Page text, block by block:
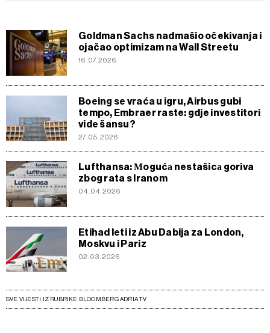
Goldman Sachs nadmašio očekivanja i
ojačao optimizam na Wall Streetu
16.07.2026
Boeing se vraća u igru, Airbus gubi
tempo, Embraer raste: gdje investitori
vide šansu?
27.05.2026
Lufthansa: Мogućа nestašicа goriva
zbog rata s Iranom
04.04.2026
Etihad leti iz Abu Dabija za London,
Moskvu i Pariz
02.03.2026
SVE VIJESTI IZ RUBRIKE BLOOMBERG ADRIA TV